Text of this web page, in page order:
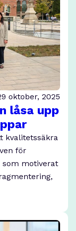
oktober, 2025
låsa upp
kvalitetssäkra
för
som motiverat